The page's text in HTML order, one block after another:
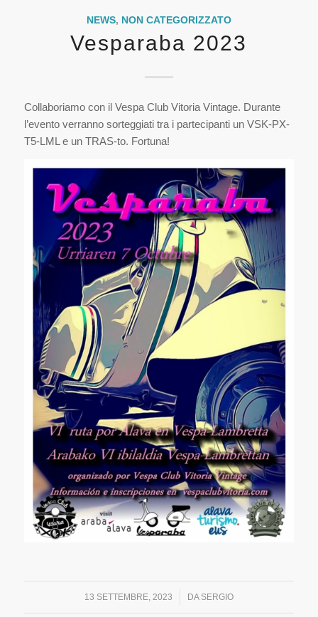
NEWS, NON CATEGORIZZATO
Vesparaba 2023
Collaboriamo con il Vespa Club Vitoria Vintage. Durante
l’evento verranno sorteggiati tra i partecipanti un VSK-PX-
T5-LML e un TRAS-to. Fortuna!
13 SETTEMBRE, 2023
/ DA SERGIO